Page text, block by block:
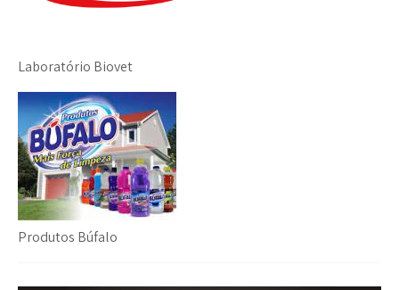
Laboratório Biovet
Produtos Búfalo